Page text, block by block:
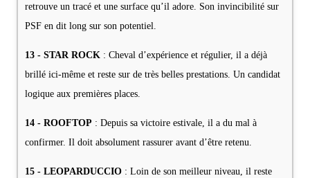
retrouve un tracé et une surface qu’il adore. Son invincibilité sur
PSF en dit long sur son potentiel.
13 - STAR ROCK : Cheval d’expérience et régulier, il a déjà
brillé ici-même et reste sur de très belles prestations. Un candidat
logique aux premières places.
14 - ROOFTOP : Depuis sa victoire estivale, il a du mal à
confirmer. Il doit absolument rassurer avant d’être retenu.
15 - LEOPARDUCCIO : Loin de son meilleur niveau, il reste